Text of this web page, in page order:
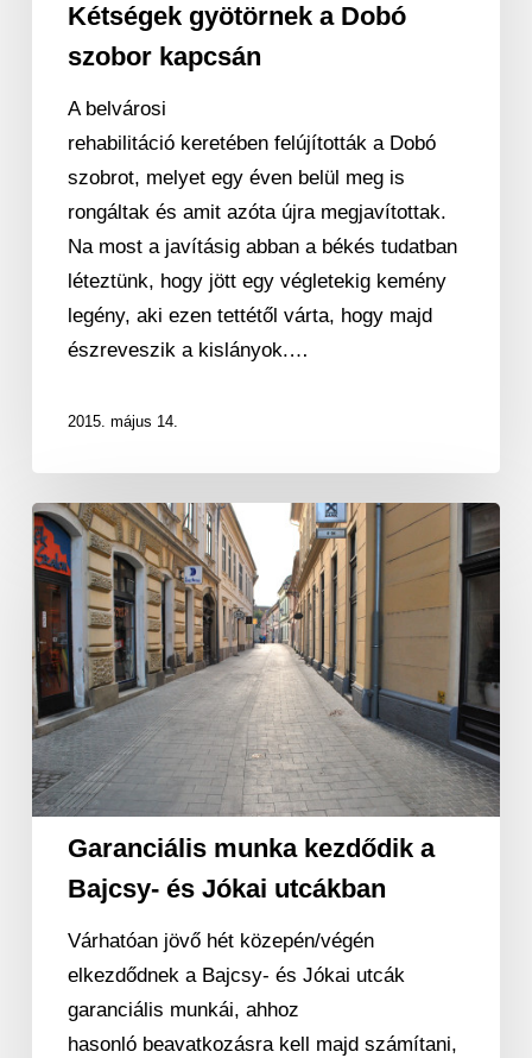
Kétségek gyötörnek a Dobó
szobor kapcsán
A belvárosi
rehabilitáció keretében felújították a Dobó
szobrot, melyet egy éven belül meg is
rongáltak és amit azóta újra megjavítottak.
Na most a javításig abban a békés tudatban
léteztünk, hogy jött egy végletekig kemény
legény, aki ezen tettétől várta, hogy majd
észreveszik a kislányok.…
2015. május 14.
Garanciális
munka
kezdődik
Bajcsy-
és
Jókai
utcákban
Garanciális munka kezdődik a
Bajcsy- és Jókai utcákban
Várhatóan jövő hét közepén/végén
elkezdődnek a Bajcsy- és Jókai utcák
garanciális munkái, ahhoz
hasonló beavatkozásra kell majd számítani,